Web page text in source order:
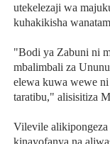
utekelezaji wa
kuhakikisha
"Bodi ya Zabuni ni
mbalimbali za
elewa kuwa wewe
taratibu," alisisitiza
Vilevile
kinayofanya na